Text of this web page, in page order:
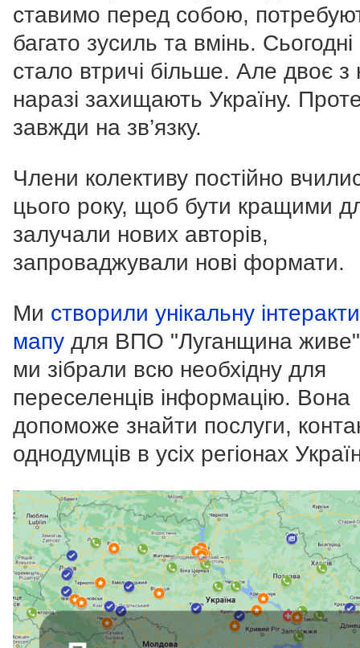
ставимо перед собою,
багато зусиль та вмінь.
стало втричі більше. Але двоє з
наразі захищають Україну.
завжди на зв’язку.
Члени колективу постійно
цього року, щоб бути кращими
залучали нових авторів,
запроваджували нові формати.
Ми створили унікальну
мапу для ВПО "Луганщина
ми зібрали всю необхідну для
переселенців інформацію. Вона
допоможе знайти послуги,
однодумців в усіх регіонах